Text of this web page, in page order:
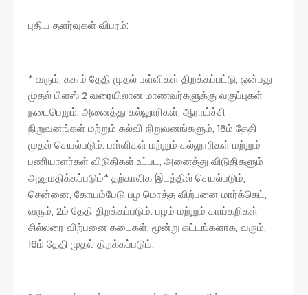
புதிய தளர்வுகள் விபரம்:
* வரும், ௧௬ம் தேதி முதல் பள்ளிகள் திறக்கப்பட்டு, ஒன்பது
முதல் பிளஸ் 2 வரையிலான மாணவர்களுக்கு வகுப்புகள்
நடைபெறும். அனைத்து கல்லுாரிகள், ஆராய்ச்சி
நிறுவனங்கள் மற்றும் கல்வி நிறுவனங்களும், 16ம் தேதி
முதல் செயல்படும். பள்ளிகள் மற்றும் கல்லுாரிகள் மற்றும்
பணியாளர்கள் விடுதிகள் உட்பட, அனைத்து விடுதிகளும்
அனுமதிக்கப்படும்* தற்காலிக இடத்தில் செயல்படும்,
சென்னை, கோயம்பேடு பழ மொத்த விற்பனை மார்க்கெட்,
வரும், 2ம் தேதி திறக்கப்படும். பழம் மற்றும் காய்கறிகள்
சில்லரை விற்பனை கடைகள், மூன்று கட்டங்களாக, வரும்,
16ம் தேதி முதல் திறக்கப்படும்.